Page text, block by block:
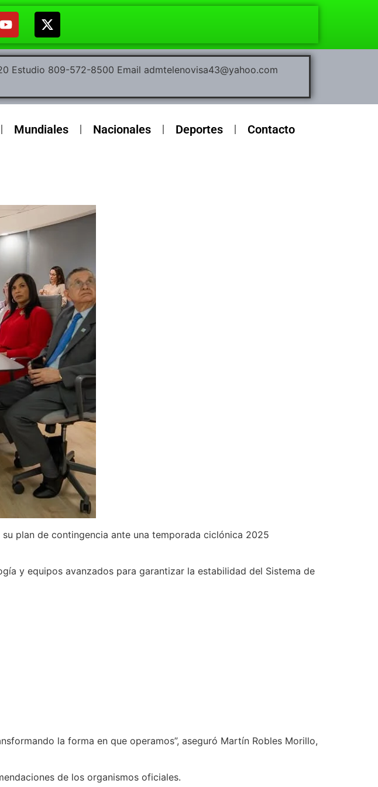
Estudio 809-572-8500 Email admtelenovisa43@yahoo.com
Mundiales Nacionales Deportes Contacto
plan de contingencia ante una temporada ciclónica 2025
y equipos avanzados para garantizar la estabilidad del Sistema de
la forma en que operamos”, aseguró Martín Robles Morillo,
de los organismos oficiales.